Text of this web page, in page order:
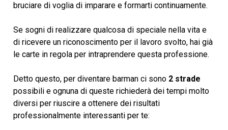
bruciare di voglia di imparare e formarti continuamente.
Se sogni di realizzare qualcosa di speciale nella vita e
di ricevere un riconoscimento per il lavoro svolto, hai già
le carte in regola per intraprendere questa professione.
Detto questo, per diventare barman ci sono 2 strade
possibili e ognuna di queste richiederà dei tempi molto
diversi per riuscire a ottenere dei risultati
professionalmente interessanti per te: